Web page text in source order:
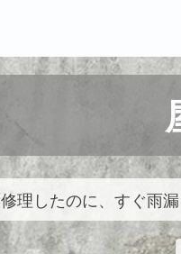
修理したのに、すぐ雨